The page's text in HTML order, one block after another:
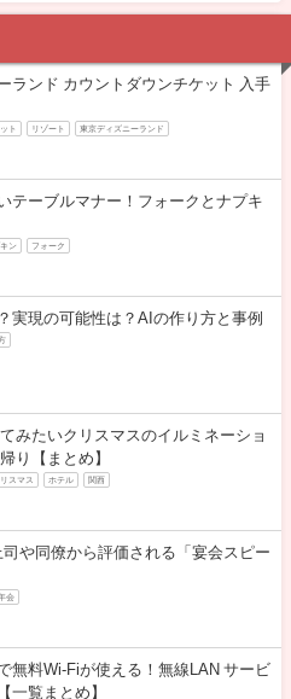
ランド カウントダウンチケット 入手
ト リゾート 東京ディズニーランド
テーブルマナー！フォークとナプキ
ン フォーク
実現の可能性は？AIの作り方と事例
みたいクリスマスのイルミネーショ
り【まとめ】
スマス ホテル 関西
司や同僚から評価される「宴会スピー
会
無料Wi-Fiが使える！無線LAN サービ
一覧まとめ】